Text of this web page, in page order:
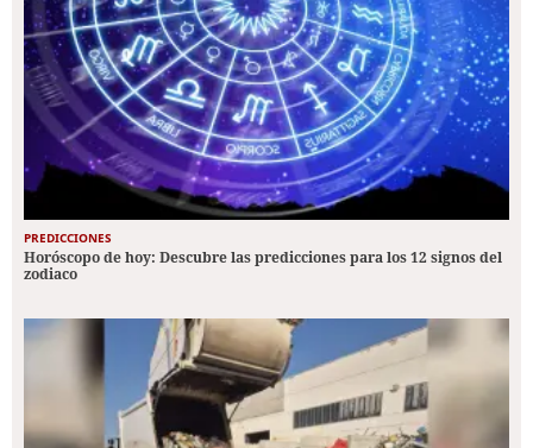
PREDICCIONES
Horóscopo de hoy: Descubre las predicciones para los 12 signos del
zodiaco